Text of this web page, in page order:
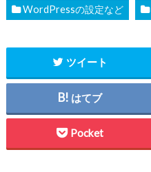
WordPressの設定など
ツイート
はてブ
Pocket